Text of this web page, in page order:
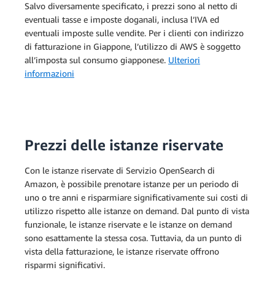
Salvo diversamente specificato, i prezzi sono al netto di
eventuali tasse e imposte doganali, inclusa l’IVA ed
eventuali imposte sulle vendite. Per i clienti con indirizzo
di fatturazione in Giappone, l’utilizzo di AWS è soggetto
all’imposta sul consumo giapponese. Ulteriori
informazioni
Prezzi delle istanze riservate
Con le istanze riservate di Servizio OpenSearch di
Amazon, è possibile prenotare istanze per un periodo di
uno o tre anni e risparmiare significativamente sui costi di
utilizzo rispetto alle istanze on demand. Dal punto di vista
funzionale, le istanze riservate e le istanze on demand
sono esattamente la stessa cosa. Tuttavia, da un punto di
vista della fatturazione, le istanze riservate offrono
risparmi significativi.